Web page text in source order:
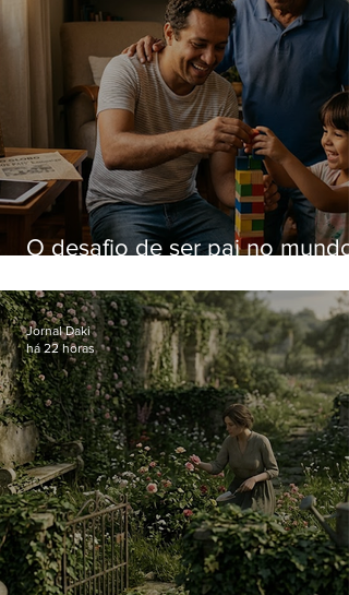
O desafio de ser pai no mundo
Jornal Daki
há 22 horas